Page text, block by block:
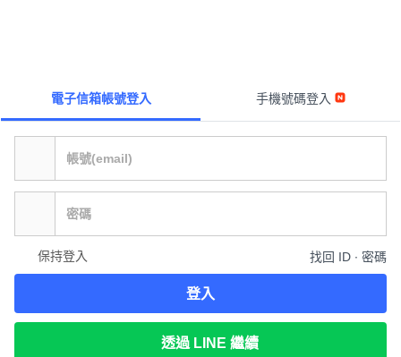
電子信箱帳號登入 手機號碼登入
保持登入 找回 ID ∙ 密碼
登入
透過 LINE 繼續